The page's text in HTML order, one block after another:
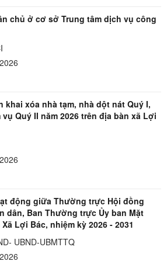
chủ ở cơ sở Trung tâm dịch vụ công
khai xóa nhà tạm, nhà dột nát Quý I,
Quý II năm 2026 trên địa bàn xã Lợi
động giữa Thường trực Hội đồng
dân, Ban Thường trực Ủy ban Mặt
Lợi Bác, nhiệm kỳ 2026 - 2031
UBND-UBMTTQ